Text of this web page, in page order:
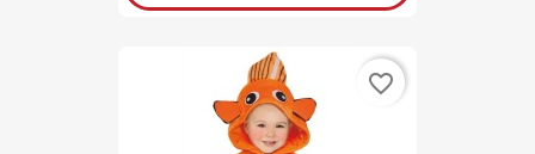
favorite_border